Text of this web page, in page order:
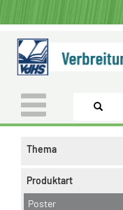
Thema
Produktart
Poster